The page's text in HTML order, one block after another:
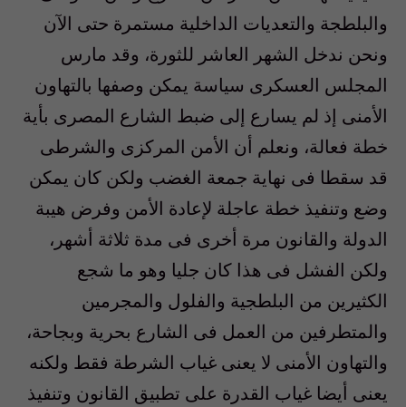
والبلطجة والتعديات الداخلية مستمرة حتى الآن
ونحن ندخل الشهر العاشر للثورة، وقد مارس
المجلس العسكرى سياسة يمكن وصفها بالتهاون
الأمنى إذ لم يسارع إلى ضبط الشارع المصرى بأية
خطة فعالة، ونعلم أن الأمن المركزى والشرطى
قد سقطا فى نهاية جمعة الغضب ولكن كان يمكن
وضع وتنفيذ خطة عاجلة لإعادة الأمن وفرض هيبة
الدولة والقانون مرة أخرى فى مدة ثلاثة أشهر،
ولكن الفشل فى هذا كان جليا وهو ما شجع
الكثيرين من البلطجية والفلول والمجرمين
والمتطرفين من العمل فى الشارع بحرية وبجاحة،
والتهاون الأمنى لا يعنى غياب الشرطة فقط ولكنه
يعنى أيضا غياب القدرة على تطبيق القانون وتنفيذ